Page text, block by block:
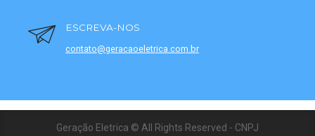
ESCREVA-NOS
contato@geracaoeletrica.com.br
Geração Eletrica © All Rights Reserved - CNPJ